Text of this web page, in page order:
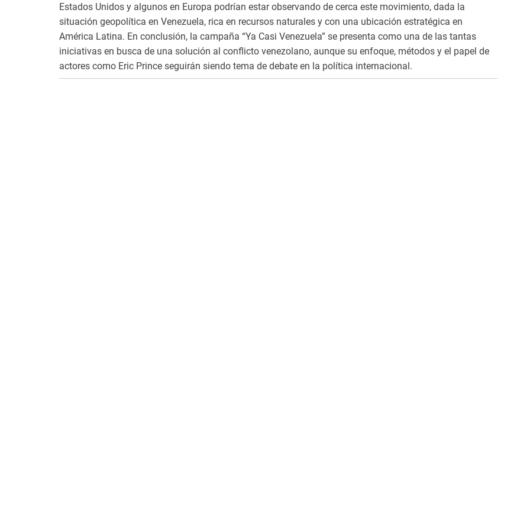
Estados Unidos y algunos en Europa podrían estar observando de cerca este movimiento, dada la
situación geopolítica en Venezuela, rica en recursos naturales y con una ubicación estratégica en
América Latina. En conclusión, la campaña “Ya Casi Venezuela” se presenta como una de las tantas
iniciativas en busca de una solución al conflicto venezolano, aunque su enfoque, métodos y el papel de
actores como Eric Prince seguirán siendo tema de debate en la política internacional.